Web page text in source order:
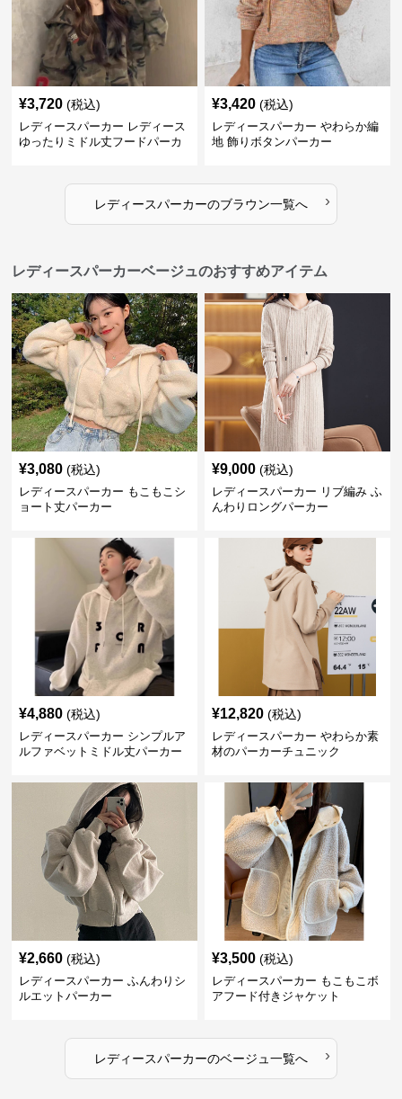
¥3,720 (税込)
レディースパーカー レディース
ゆったりミドル丈フードパーカ
¥3,420 (税込)
レディースパーカー やわらか編
地 飾りボタンパーカー
レディースパーカーのブラウン一覧へ ›
レディースパーカーベージュのおすすめアイテム
¥3,080 (税込)
レディースパーカー もこもこシ
ョート丈パーカー
¥9,000 (税込)
レディースパーカー リブ編み ふ
んわりロングパーカー
¥4,880 (税込)
レディースパーカー シンプルア
ルファベットミドル丈パーカー
¥12,820 (税込)
レディースパーカー やわらか素
材のパーカーチュニック
¥2,660 (税込)
レディースパーカー ふんわりシ
ルエットパーカー
¥3,500 (税込)
レディースパーカー もこもこボ
アフード付きジャケット
レディースパーカーのベージュ 一覧へ ›